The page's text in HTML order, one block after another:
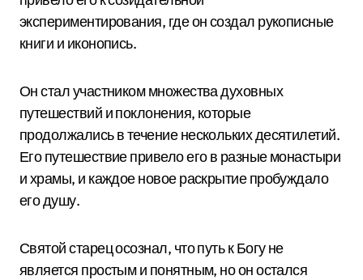
экспериментирования, где он создал рукописные
книги и иконопись.
Он стал участником множества духовных
путешествий и поклонения, которые
продолжались в течение нескольких десятилетий.
Его путешествие привело его в разные монастыри
и храмы, и каждое новое раскрытие пробуждало
его душу.
Святой старец осознал, что путь к Богу не
является простым и понятным, но он остался